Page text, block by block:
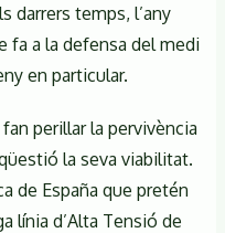
darrers temps, l’any
fa a la defensa del medi
en particular.
perillar la pervivència
la seva viabilitat.
de España que pretén
línia d’Alta Tensió de